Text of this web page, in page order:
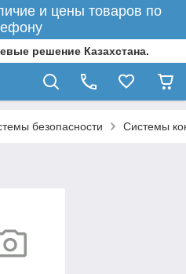
и цены товаров по
решение Казахстана.
безопасности Системы